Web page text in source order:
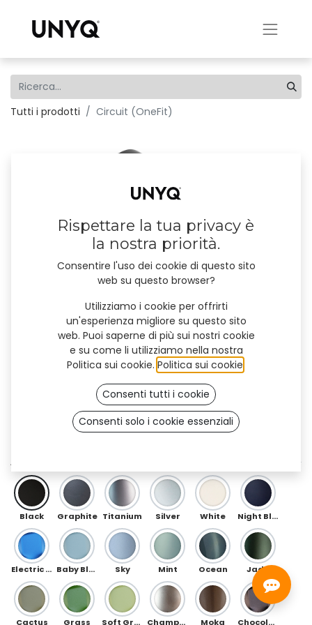
Tutti i prodotti Circuit (OneFit)
Circuit (OneFit)
ANTERIORE
Black Graphite Titanium Silver White Night Blue
Electric Blue Baby Blue Sky Mint Ocean Jade
Cactus Grass Soft Green Champagne Moka Chocolate
Rispettare la tua privacy è
la nostra priorità.
Consentire l'uso dei cookie di questo sito
web su questo browser?
Utilizziamo i cookie per offrirti
un'esperienza migliore su questo sito
web. Puoi saperne di più sui nostri cookie
e su come li utilizziamo nella nostra
Politica sui cookie. Politica sui cookie
Consenti tutti i cookie
Consenti solo i cookie essenziali